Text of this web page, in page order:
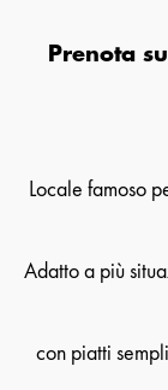
Prenota
Locale famoso
Adatto a più
con piatti